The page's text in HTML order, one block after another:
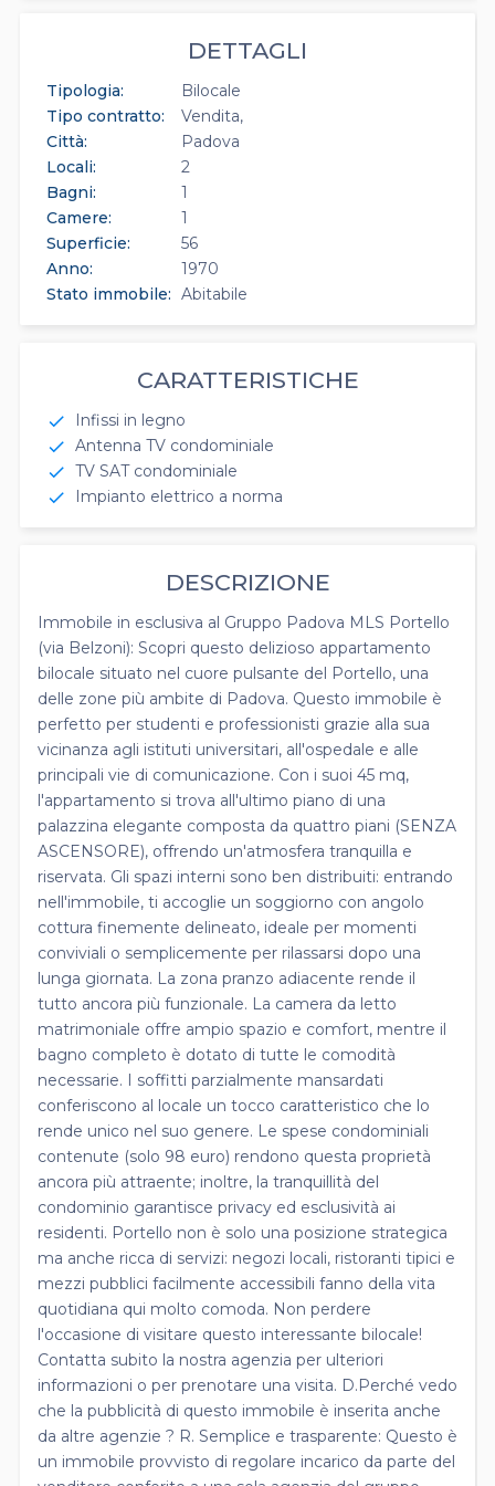
DETTAGLI
Tipologia:
Bilocale
Tipo contratto:
Vendita
Città:
Padova
Locali:
2
Bagni:
1
Camere:
1
Superficie:
56
Anno:
1970
Stato immobile: Abitabile
CARATTERISTICHE
check
Infissi in legno
check Antenna TV condominiale
check TV SAT condominiale
check
Impianto elettrico a norma
DESCRIZIONE
Immobile in esclusiva al Gruppo Padova MLS Portello
(via Belzoni): Scopri questo delizioso appartamento
bilocale situato nel cuore pulsante del Portello, una
delle zone più ambite di Padova. Questo immobile è
perfetto per studenti e professionisti grazie alla sua
vicinanza agli istituti universitari, all'ospedale e alle
principali vie di comunicazione. Con i suoi 45 mq,
l'appartamento si trova all'ultimo piano di una
palazzina elegante composta da quattro piani (SENZA
ASCENSORE), offrendo un'atmosfera tranquilla e
riservata. Gli spazi interni sono ben distribuiti: entrando
nell'immobile, ti accoglie un soggiorno con angolo
cottura finemente delineato, ideale per momenti
conviviali o semplicemente per rilassarsi dopo una
lunga giornata. La zona pranzo adiacente rende il
tutto ancora più funzionale. La camera da letto
matrimoniale offre ampio spazio e comfort, mentre il
bagno completo è dotato di tutte le comodità
necessarie. I soffitti parzialmente mansardati
conferiscono al locale un tocco caratteristico che lo
rende unico nel suo genere. Le spese condominiali
contenute (solo 98 euro) rendono questa proprietà
ancora più attraente; inoltre, la tranquillità del
condominio garantisce privacy ed esclusività ai
residenti. Portello non è solo una posizione strategica
ma anche ricca di servizi: negozi locali, ristoranti tipici e
mezzi pubblici facilmente accessibili fanno della vita
quotidiana qui molto comoda. Non perdere
l'occasione di visitare questo interessante bilocale!
Contatta subito la nostra agenzia per ulteriori
informazioni o per prenotare una visita. D.Perché vedo
che la pubblicità di questo immobile è inserita anche
da altre agenzie ? R. Semplice e trasparente: Questo è
un immobile provvisto di regolare incarico da parte del